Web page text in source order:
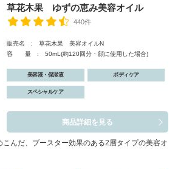
草花木果 ゆずの恵み美容オイル
440件
販売名 : 草花木果 美容オイルN
容 量 : 50mL(約120回分・顔に使用した場合)
美容液・保湿液 ボディケア
スペシャルケア
商品詳細を見る
んだ、ブースター効果のある2層タイプの美容オ